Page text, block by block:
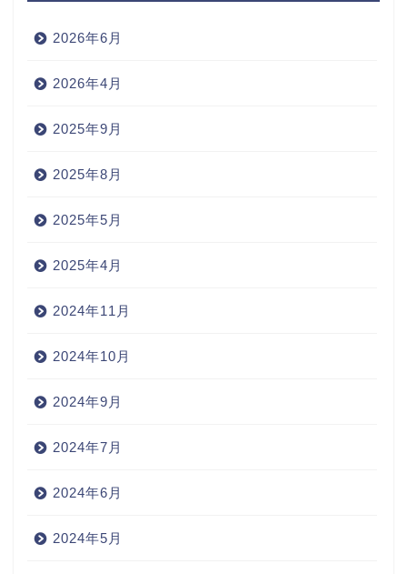
2026年6月
2026年4月
2025年9月
2025年8月
2025年5月
2025年4月
2024年11月
2024年10月
2024年9月
2024年7月
2024年6月
2024年5月